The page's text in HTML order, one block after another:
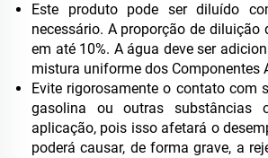
Este produto pode ser diluído
necessário. A proporção de diluição
em até 10%. A água deve ser
mistura uniforme dos Componentes
Evite rigorosamente o contato com
gasolina ou outras substâncias
aplicação, pois isso afetará o
poderá causar, de forma grave, a